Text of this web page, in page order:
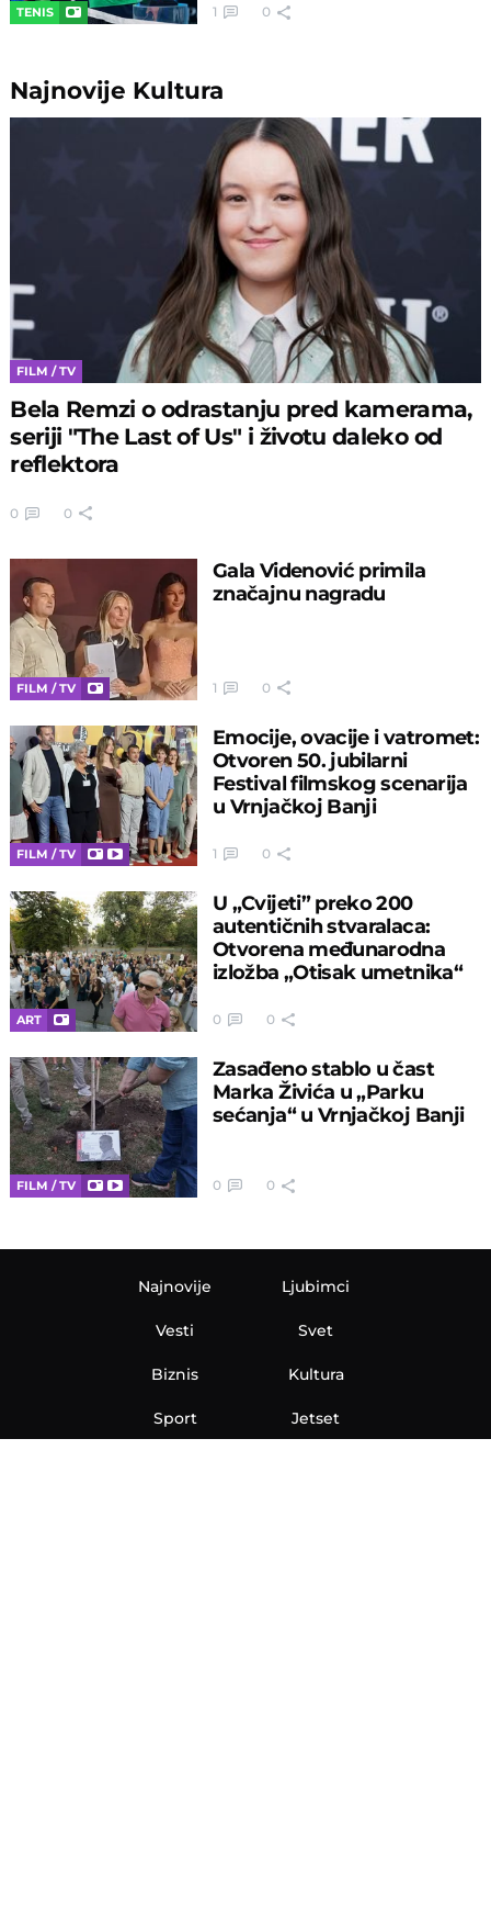
TENIS 1 0
Najnovije Kultura
FILM / TV
Bela Remzi o odrastanju pred kamerama,
seriji "The Last of Us" i životu daleko od
reflektora
0 0
FILM / TV
Gala Videnović primila
značajnu nagradu
1 0
FILM / TV
Emocije, ovacije i vatromet:
Otvoren 50. jubilarni
Festival filmskog scenarija
u Vrnjačkoj Banji
1 0
ART
U „Cvijeti” preko 200
autentičnih stvaralaca:
Otvorena međunarodna
izložba „Otisak umetnika“
0 0
FILM / TV
Zasađeno stablo u čast
Marka Živića u „Parku
sećanja“ u Vrnjačkoj Banji
0 0
Najnovije
Vesti
Biznis
Sport
Ljubimci
Svet
Kultura
Jetset